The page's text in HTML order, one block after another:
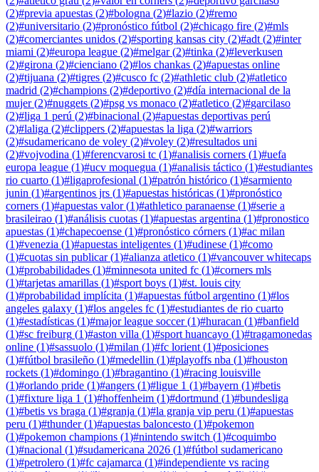
(2)#previa apuestas (2)#bologna (2)#lazio (2)#remo
(2)#universitario (2)#pronóstico fútbol (2)#chicago fire (2)#mls
(2)#comerciantes unidos (2)#sporting kansas city (2)#adt (2)#inter
miami (2)#europa league (2)#melgar(2)#tinka (2)#leverkusen
(2)#girona (2)#cienciano (2)#los chankas (2)#apuestas online
(2)#tijuana (2)#tigres (2)#cusco fc (2)#athletic club (2)#atletico
madrid (2)#champions (2)#deportivo (2)#día internacional de la
mujer(2)#nuggets (2)#psg vs monaco (2)#atletico (2)#garcilaso
(2)#liga 1 perú (2)#binacional (2)#apuestas deportivas perú
(2)#laliga (2)#clippers (2)#apuestas la liga (2)#warriors
(2)#sudamericano de voley (2)#voley (2)#resultados uni
(2)#vojvodina (1)#ferencvarosi tc (1)#analisis corners (1)#uefa
europa league (1)#ucv moquegua (1)#analisis táctico (1)#estudiantes
rio cuarto (1)#ligaprofesional (1)#patrón histórico (1)#sarmiento
junin (1)#argentinos jrs (1)#apuestas históricas (1)#pronóstico
corners (1)#apuestas valor(1)#athletico paranaense (1)#serie a
brasileirao (1)#análisis cuotas (1)#apuestas argentina (1)#pronostico
apuestas (1)#chapecoense (1)#pronóstico córners (1)#ac milan
(1)#venezia (1)#apuestas inteligentes (1)#udinese (1)#como
(1)#cuotas sin publicar(1)#alianza atletico (1)#vancouver whitecaps
(1)#probabilidades (1)#minnesota united fc (1)#corners mls
(1)#tarjetas amarillas (1)#sport boys (1)#st. louis city
(1)#probabilidad implícita (1)#apuestas fútbol argentino (1)#los
angeles galaxy (1)#los angeles fc (1)#estudiantes de rio cuarto
(1)#estadísticas (1)#major league soccer(1)#huracan (1)#banfield
(1)#sc freiburg (1)#aston villa (1)#sport huancayo (1)#tragamonedas
online (1)#sassuolo (1)#milan (1)#fc lorient (1)#posiciones
(1)#fútbol brasileño (1)#medellin (1)#playoffs nba (1)#houston
rockets (1)#domingo (1)#bragantino (1)#racing louisville
(1)#orlando pride (1)#angers (1)#ligue 1 (1)#bayern (1)#betis
(1)#fixture liga 1 (1)#hoffenheim (1)#dortmund (1)#bundesliga
(1)#betis vs braga (1)#granja (1)#la granja vip peru (1)#apuestas
peru (1)#thunder(1)#apuestas baloncesto (1)#pokemon
(1)#pokemon champions (1)#nintendo switch (1)#coquimbo
(1)#nacional (1)#sudamericana 2026 (1)#fútbol sudamericano
(1)#petrolero (1)#fc cajamarca (1)#independiente vs racing